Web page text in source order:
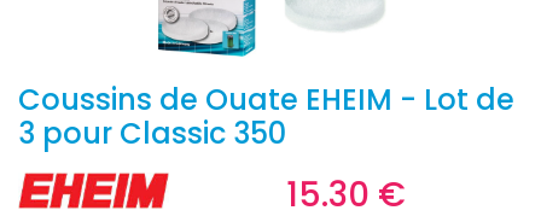
Coussins de Ouate EHEIM - Lot de
3 pour Classic 350
15.30 €